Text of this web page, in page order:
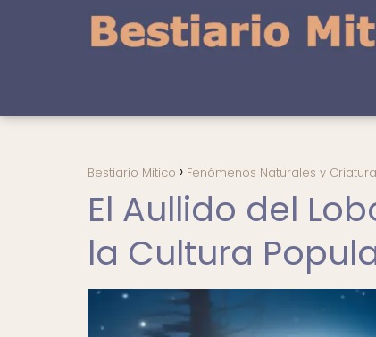
Bestiario Mitico Fenómenos Naturales y
El Aullido del
la Cultura